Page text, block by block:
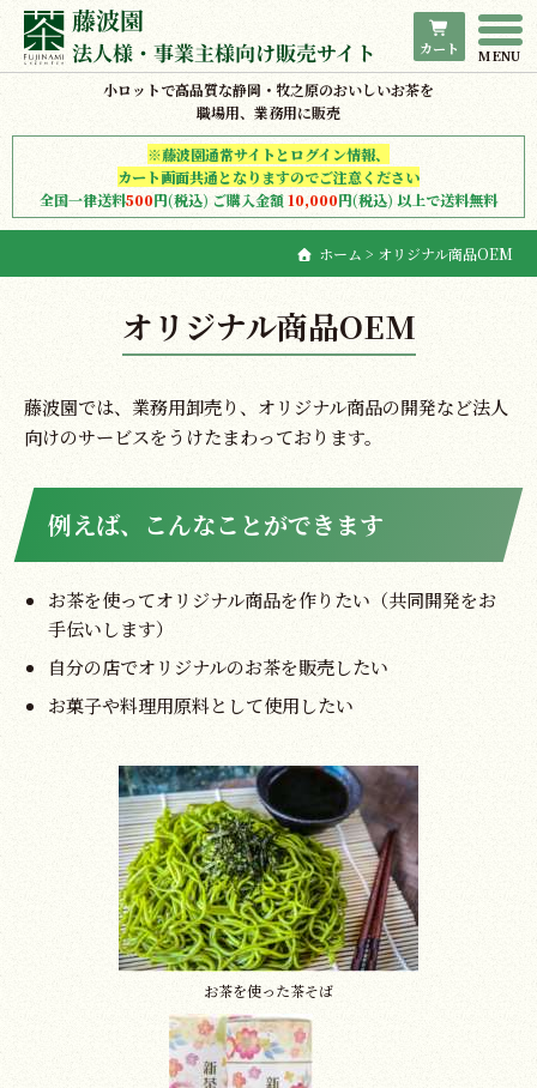
カート
ホーム
商品一覧
藤波園について
ご利用案内
サンプルについて
オリジナル商品OEM
お問合わせ
(月〜土 8時〜18時)
小ロットで高品質な静岡・牧之原のおいしいお茶を
職場用、業務用に販売
※藤波園通常サイトとログイン情報、
カート画面共通となりますのでご注意ください
全国一律送料500円(税込) ご購入金額10,000円(税込) 以上で送料無料
ホーム > オリジナル商品OEM
オリジナル商品OEM
藤波園では、業務用卸売り、オリジナル商品の開発など法人
向けのサービスをうけたまわっております。
例えば、こんなことができます
お茶を使ってオリジナル商品を作りたい（共同開発をお
手伝いします）
自分の店でオリジナルのお茶を販売したい
お菓子や料理用原料として使用したい
お茶を使った茶そば